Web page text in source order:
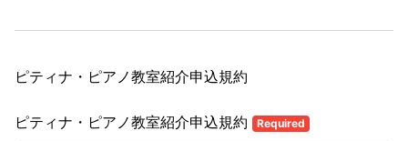
ピティナ・ピアノ教室紹介申込規約
ピティナ・ピアノ教室紹介申込規約 Required